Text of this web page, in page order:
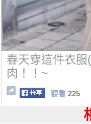
春天穿這件衣
肉！！~
觀看 225